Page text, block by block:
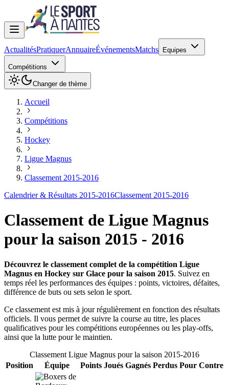
ActualitésPratiquerAnnuaireÉvénementsMatchs Equipes
Compétitions
Changer de thème
Accueil
Compétitions
Hockey
Ligue Magnus
Classement 2015-2016
Calendrier & Résultats 2015-2016Classement 2015-2016
Classement de Ligue Magnus
pour la saison 2015 - 2016
Découvrez le classement complet de la compétition Ligue
Magnus en Hockey sur Glace pour la saison 2015. Suivez en
temps réel les performances des équipes : points, victoires, défaites,
différence de buts ou sets selon le sport.
Ce classement est mis à jour régulièrement en fonction des résultats
officiels. Il vous permet de suivre la course au titre, les places
qualificatives pour les compétitions européennes ou les play-offs,
ainsi que la lutte pour le maintien.
Classement Ligue Magnus pour la saison 2015-2016
Position
Équipe Points Joués Gagnés Perdus Pour Contre